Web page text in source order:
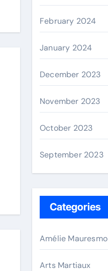
February 2024
January 2024
December 2023
November 2023
October 2023
September 2023
Categories
Amélie Mauresmo
Arts Martiaux